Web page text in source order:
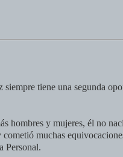
siempre tiene una segunda
hombres y mujeres, él no
cometió muchas
Personal.